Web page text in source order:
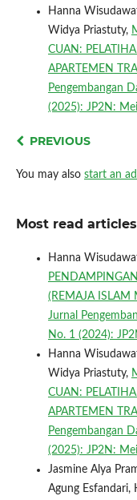
Hanna
Widya Priastuty,
CUAN:
APARTEMEN
Pengembangan
(2025): JP2N:
PREVIOUS
You may also start an
Most read
Hanna
(REMAJA ISLAM
Jurnal
No. 1 (2024):
Hanna
Widya Priastuty,
CUAN:
APARTEMEN
Pengembangan
(2025): JP2N:
Jasmine Alya
Agung Esfandari,